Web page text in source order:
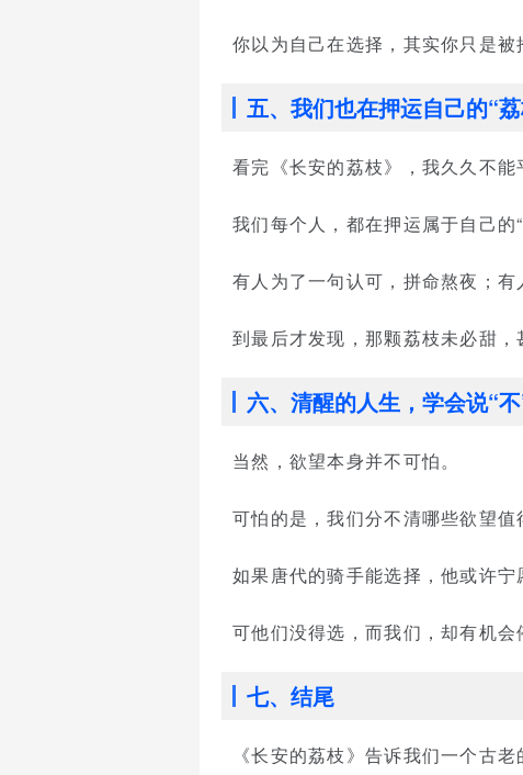
你以为自己在选择，其实你只是被
五、我们也在押运自己的“
看完《长安的荔枝》，我久久不能
我们每个人，都在押运属于自己的“
有人为了一句认可，拼命熬夜；
到最后才发现，那颗荔枝未必甜，
六、清醒的人生，学会说“
当然，欲望本身并不可怕。
可怕的是，我们分不清哪些欲望值
如果唐代的骑手能选择，他或许
可他们没得选，而我们，却有机
七、结尾
《长安的荔枝》告诉我们一个古